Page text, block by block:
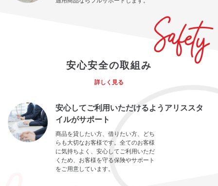
安心安全の取組み
詳しく見る
安心してご利用いただけるようアリススタ
イルがサポート
商品を貸したい方、借りたい方、どち
らも大切なお客様です。全てのお客様
に気持ちよく、安心してご利用いただ
くため、お客様を守る保険やサポート
をご用意しています。